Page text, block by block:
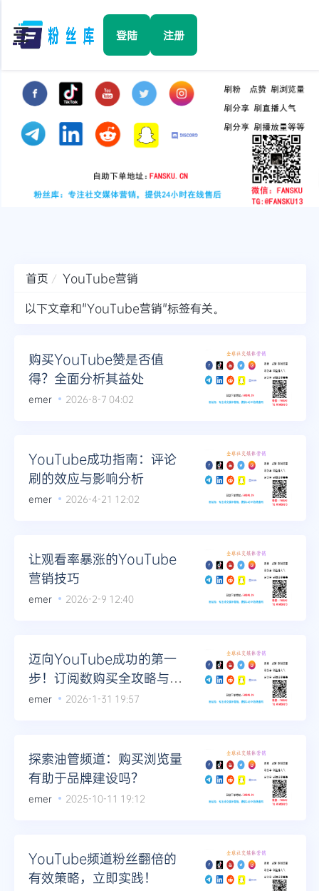
☰ 登陆 注册
Facebook
TikTok
YouTube
Telegram
更多
首页
YouTube营销
以下文章和"YouTube营销"标签有关。
购买YouTube赞是否值
得？全面分析其益处
emer 2026-8-7 04:02
YouTube成功指南：评论
刷的效应与影响分析
emer 2026-4-21 12:02
让观看率暴涨的YouTube
营销技巧
emer 2026-2-9 12:40
迈向YouTube成功的第一
步！订阅数购买全攻略与案
例剖析
emer 2026-1-31 19:57
探索油管频道：购买浏览量
有助于品牌建设吗？
emer 2025-10-11 19:12
YouTube频道粉丝翻倍的
有效策略，立即实践！